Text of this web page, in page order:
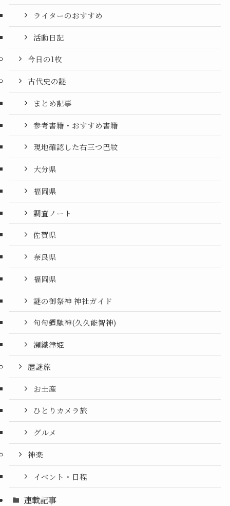
ライターのおすすめ
活動日記
今日の1枚
古代史の謎
まとめ記事
参考書籍・おすすめ書籍
現地確認した右三つ巴紋
大分県
福岡県
調査ノート
佐賀県
奈良県
福岡県
謎の御祭神 神社ガイド
句句廼馳神(久久能智神)
瀬織津姫
歴謎旅
お土産
ひとりカメラ旅
グルメ
神楽
イベント・日程
連載記事